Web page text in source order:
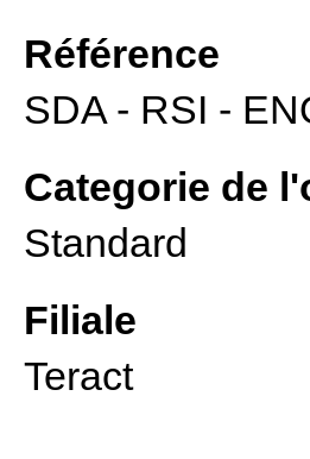
Référence
SDA - RSI -
Categorie de
Standard
Filiale
Teract